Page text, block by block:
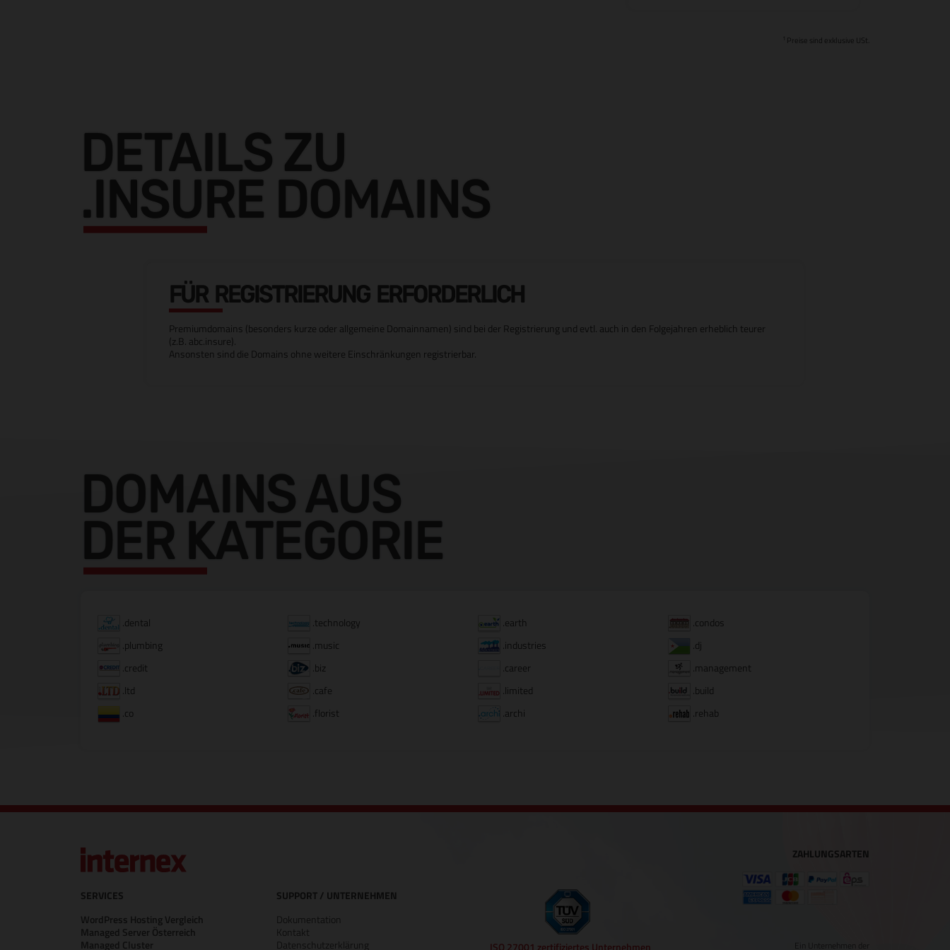
1 Preise sind exklusive USt.
DETAILS ZU
.INSURE DOMAINS
FÜR REGISTRIERUNG ERFORDERLICH
Premiumdomains (besonders kurze oder allgemeine Domainnamen) sind bei der Registrierung und evtl. auch in den Folgejahren erheblich teurer
(z.B. abc.insure).
Ansonsten sind die Domains ohne weitere Einschränkungen registrierbar.
DOMAINS AUS
DER KATEGORIE
.dental .technology .earth
.condos
.plumbing
.music .industries
.dj
.credit
.biz .career
.management
.ltd
.cafe .limited
.build
.co
.florist .archi .rehab
SERVICES
WordPress Hosting Vergleich
Managed Server Österreich
Managed Cluster
SUPPORT / UNTERNEHMEN
Dokumentation
Kontakt
Datenschutzerklärung
ISO 27001 zertifiziertes Unternehmen
ZAHLUNGSARTEN
Ein Unternehmen der